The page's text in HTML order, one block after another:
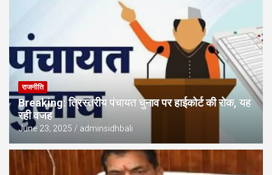
राजनीति
Breaking: त्रिस्तरीय पंचायत चुनाव पर हाईकोर्ट की रोक, यह
रही वजह
June 23, 2025 adminsidhbali